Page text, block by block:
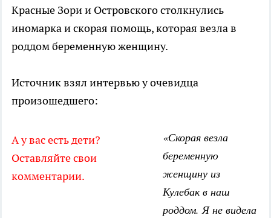
Красные Зори и Островского столкнулись
иномарка и скорая помощь, которая везла в
роддом беременную женщину.
Источник взял интервью у очевидца
произошедшего:
А у вас есть дети?
Оставляйте свои
комментарии.
«Скорая везла
беременную
женщину из
Кулебак в наш
роддом. Я не видела